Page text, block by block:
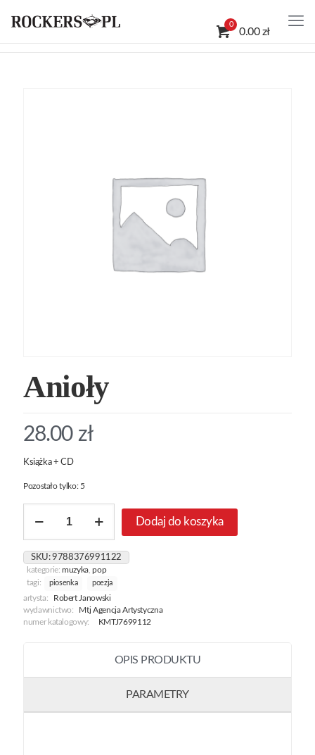
0
0.00 zł
Anioły
28.00 zł
Książka + CD
Pozostało tylko: 5
Anioły
Dodaj do koszyka
SKU:9788376991122
kategorie:muzyka,pop
tagi:
piosenka poezja
artysta:
Robert Janowski
wydawnictwo:
Mtj Agencja Artystyczna
numer katalogowy:
KMTJ7699112
OPIS PRODUKTU
PARAMETRY